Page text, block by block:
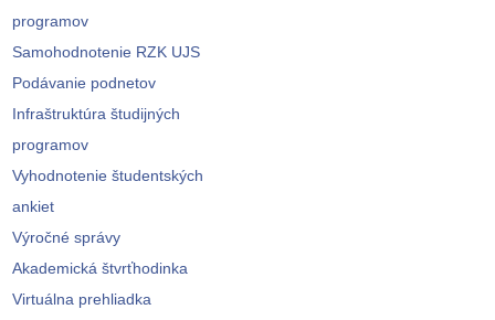
programov
Samohodnotenie RZK UJS
Podávanie podnetov
Infraštruktúra študijných
programov
Vyhodnotenie študentských
ankiet
Výročné správy
Akademická štvrťhodinka
Virtuálna prehliadka